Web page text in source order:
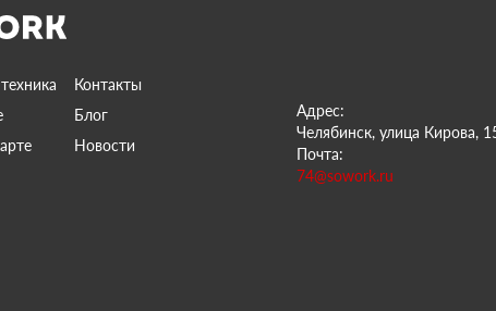
Контакты
Блог
Новости
Адрес:
Челябинск, улица Кирова,
Почта:
74@sowork.ru